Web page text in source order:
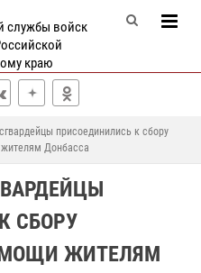
службы войск
краю
присоединились к сбору
Донбасса
СБОРУ
ЖИТЕЛЯМ